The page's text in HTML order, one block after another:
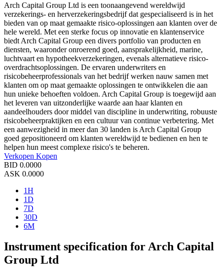
Arch Capital Group Ltd is een toonaangevend wereldwijd
verzekerings- en herverzekeringsbedrijf dat gespecialiseerd is in het
bieden van op maat gemaakte risico-oplossingen aan klanten over de
hele wereld. Met een sterke focus op innovatie en klantenservice
biedt Arch Capital Group een divers portfolio van producten en
diensten, waaronder onroerend goed, aansprakelijkheid, marine,
luchtvaart en hypotheekverzekeringen, evenals alternatieve risico-
overdrachtsoplossingen. De ervaren underwriters en
risicobeheerprofessionals van het bedrijf werken nauw samen met
klanten om op maat gemaakte oplossingen te ontwikkelen die aan
hun unieke behoeften voldoen. Arch Capital Group is toegewijd aan
het leveren van uitzonderlijke waarde aan haar klanten en
aandeelhouders door middel van discipline in underwriting, robuuste
risicobeheerpraktijken en een cultuur van continue verbetering. Met
een aanwezigheid in meer dan 30 landen is Arch Capital Group
goed gepositioneerd om klanten wereldwijd te bedienen en hen te
helpen hun meest complexe risico's te beheren.
Verkopen Kopen
BID 0.0000
ASK 0.0000
1H
1D
7D
30D
6M
Instrument specification for Arch Capital
Group Ltd